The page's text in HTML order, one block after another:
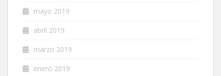
mayo 2019
abril 2019
marzo 2019
enero 2019